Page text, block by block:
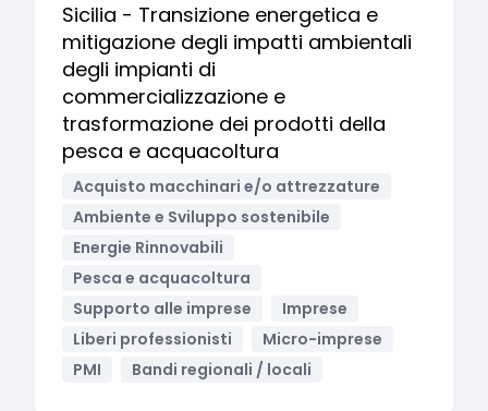
Sicilia - Transizione energetica e
mitigazione degli impatti ambientali
degli impianti di
commercializzazione e
trasformazione dei prodotti della
pesca e acquacoltura
Acquisto macchinari e/o attrezzature
Ambiente e Sviluppo sostenibile
Energie Rinnovabili
Pesca e acquacoltura
Supporto alle imprese
Imprese
Liberi professionisti
Micro-imprese
PMI
Bandi regionali / locali